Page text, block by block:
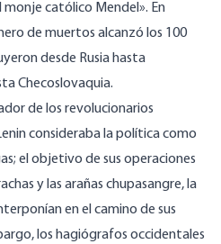
católico Mendel». En
de muertos alcanzó los 100
desde Rusia hasta
Checoslovaquia.
de los revolucionarios
consideraba la política como
el objetivo de sus operaciones
y las arañas chupasangre, la
en el camino de sus
los hagiógrafos occidentales